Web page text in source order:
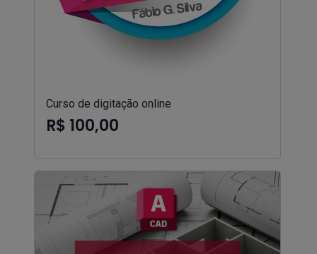
Curso de digitação online
R$ 100,00